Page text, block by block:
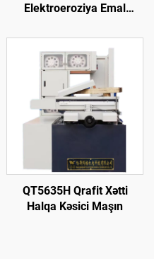
Elektroeroziya Emal
QT5635H Qrafit Xətti
Halqa Kəsici Maşın